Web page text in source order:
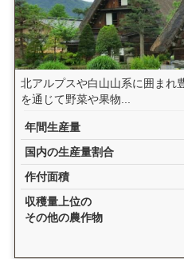
北アルプスや白山山系に囲まれ
を通じて野菜や果物...
年間生産量
国内の生産量割合
作付面積
収穫量上位の
その他の農作物